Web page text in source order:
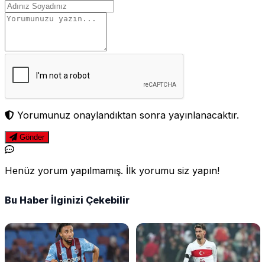
Yorumunuz onaylandıktan sonra yayınlanacaktır.
Gönder
Henüz yorum yapılmamış. İlk yorumu siz yapın!
Bu Haber İlginizi Çekebilir